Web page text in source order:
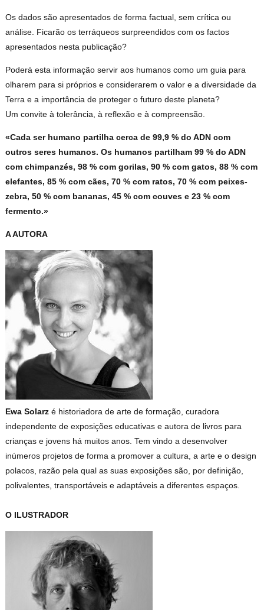
Os dados são apresentados de forma factual, sem crítica ou
análise. Ficarão os terráqueos surpreendidos com os factos
apresentados nesta publicação?
Poderá esta informação servir aos humanos como um guia para
olharem para si próprios e considerarem o valor e a diversidade da
Terra e a importância de proteger o futuro deste planeta?
Um convite à tolerância, à reflexão e à compreensão.
«Cada ser humano partilha cerca de 99,9 % do ADN com
outros seres humanos. Os humanos partilham 99 % do ADN
com chimpanzés, 98 % com gorilas, 90 % com gatos, 88 % com
elefantes, 85 % com cães, 70 % com ratos, 70 % com peixes-
zebra, 50 % com bananas, 45 % com couves e 23 % com
fermento.»
A AUTORA
Ewa Solarz é historiadora de arte de formação, curadora
independente de exposições educativas e autora de livros para
crianças e jovens há muitos anos. Tem vindo a desenvolver
inúmeros projetos de forma a promover a cultura, a arte e o design
polacos, razão pela qual as suas exposições são, por definição,
polivalentes, transportáveis e adaptáveis a diferentes espaços.
O ILUSTRADOR